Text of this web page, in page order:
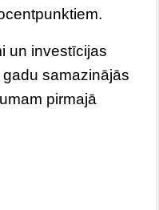
un investīcijas
samazinājās
pirmajā